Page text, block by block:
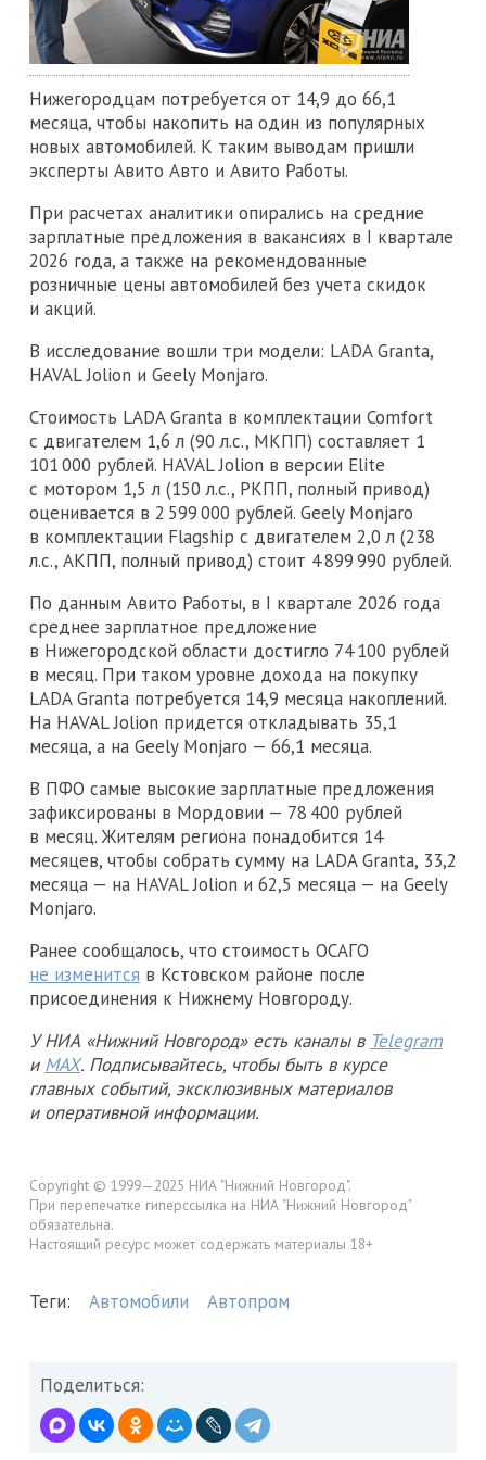
Нижегородцам потребуется от 14,9 до 66,1
месяца, чтобы накопить на один из популярных
новых автомобилей. К таким выводам пришли
эксперты Авито Авто и Авито Работы.
При расчетах аналитики опирались на средние
зарплатные предложения в вакансиях в I квартале
2026 года, а также на рекомендованные
розничные цены автомобилей без учета скидок
и акций.
В исследование вошли три модели: LADA Granta,
HAVAL Jolion и Geely Monjaro.
Стоимость LADA Granta в комплектации Comfort
с двигателем 1,6 л (90 л.с., МКПП) составляет 1
101 000 рублей. HAVAL Jolion в версии Elite
с мотором 1,5 л (150 л.с., РКПП, полный привод)
оценивается в 2 599 000 рублей. Geely Monjaro
в комплектации Flagship с двигателем 2,0 л (238
л.с., АКПП, полный привод) стоит 4 899 990 рублей.
По данным Авито Работы, в I квартале 2026 года
среднее зарплатное предложение
в Нижегородской области достигло 74 100 рублей
в месяц. При таком уровне дохода на покупку
LADA Granta потребуется 14,9 месяца накоплений.
На HAVAL Jolion придется откладывать 35,1
месяца, а на Geely Monjaro — 66,1 месяца.
В ПФО самые высокие зарплатные предложения
зафиксированы в Мордовии — 78 400 рублей
в месяц. Жителям региона понадобится 14
месяцев, чтобы собрать сумму на LADA Granta, 33,2
месяца — на HAVAL Jolion и 62,5 месяца — на Geely
Monjaro.
Ранее сообщалось, что стоимость ОСАГО
не изменится в Кстовском районе после
присоединения к Нижнему Новгороду.
У НИА «Нижний Новгород» есть каналы в Telegram
и MAX. Подписывайтесь, чтобы быть в курсе
главных событий, эксклюзивных материалов
и оперативной информации.
Copyright © 1999—2025 НИА "Нижний Новгород".
При перепечатке гиперссылка на НИА "Нижний Новгород"
обязательна.
Настоящий ресурс может содержать материалы 18+
Теги: Автомобили Автопром
Поделиться: